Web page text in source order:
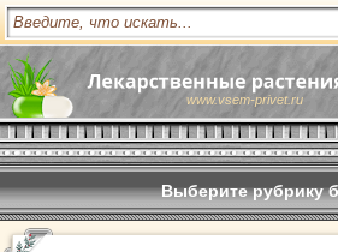
www.vsem-privet.ru
Выберите рубрику